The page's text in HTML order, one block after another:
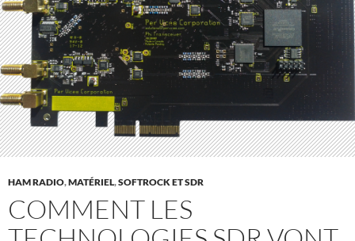
HAM RADIO,MATÉRIEL,SOFTROCK ET SDR
COMMENT LES